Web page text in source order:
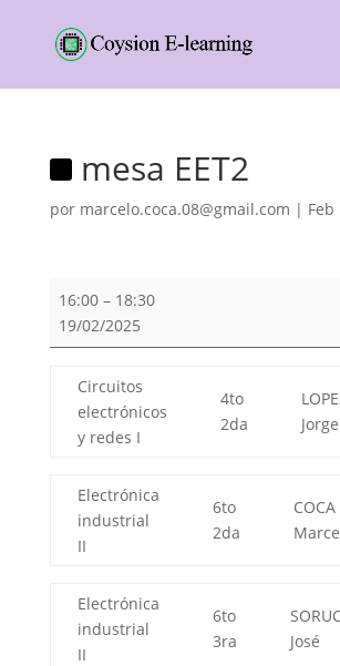
mesa EET2
por marcelo.coca.08@gmail.com | Feb
mesa
EET2
16:00 – 18:30
19/02/2025
Circuitos
electrónicos
y redes I
4to
2da
Jorge
Electrónica
industrial
II
6to
2da
COCA
Electrónica
industrial
II
6to
3ra
José